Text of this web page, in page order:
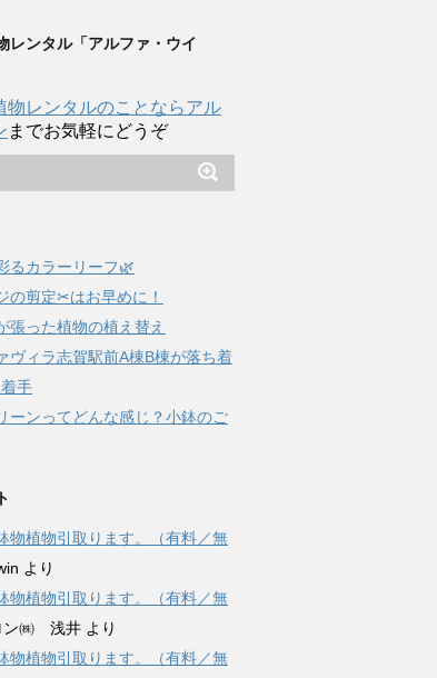
レンタル「アルファ・ウイ
物レンタルのことならアル
までお気軽にどうぞ
るカラーリーフ🌿
の剪定✂はお早めに！
った植物の植え替え
ヴィラ志賀駅前A棟B棟が落ち着
手
ーンってどんな感じ？小鉢のご
物植物引取ります。（有料／無
より
物植物引取ります。（有料／無
ン㈱ 浅井 より
物植物引取ります。（有料／無